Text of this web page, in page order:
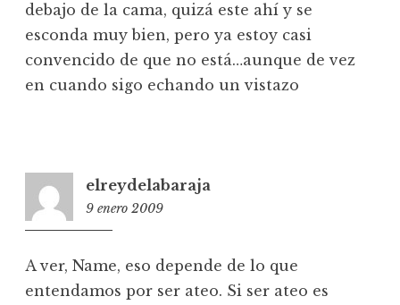
debajo de la cama, quizá este ahí y se
esconda muy bien, pero ya estoy casi
convencido de que no está…aunque de vez
en cuando sigo echando un vistazo
elreydelabaraja
9 enero 2009
A ver, Name, eso depende de lo que
entendamos por ser ateo. Si ser ateo es